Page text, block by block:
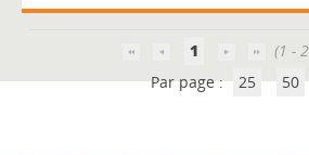
1
(1 -
Par page : 25 50